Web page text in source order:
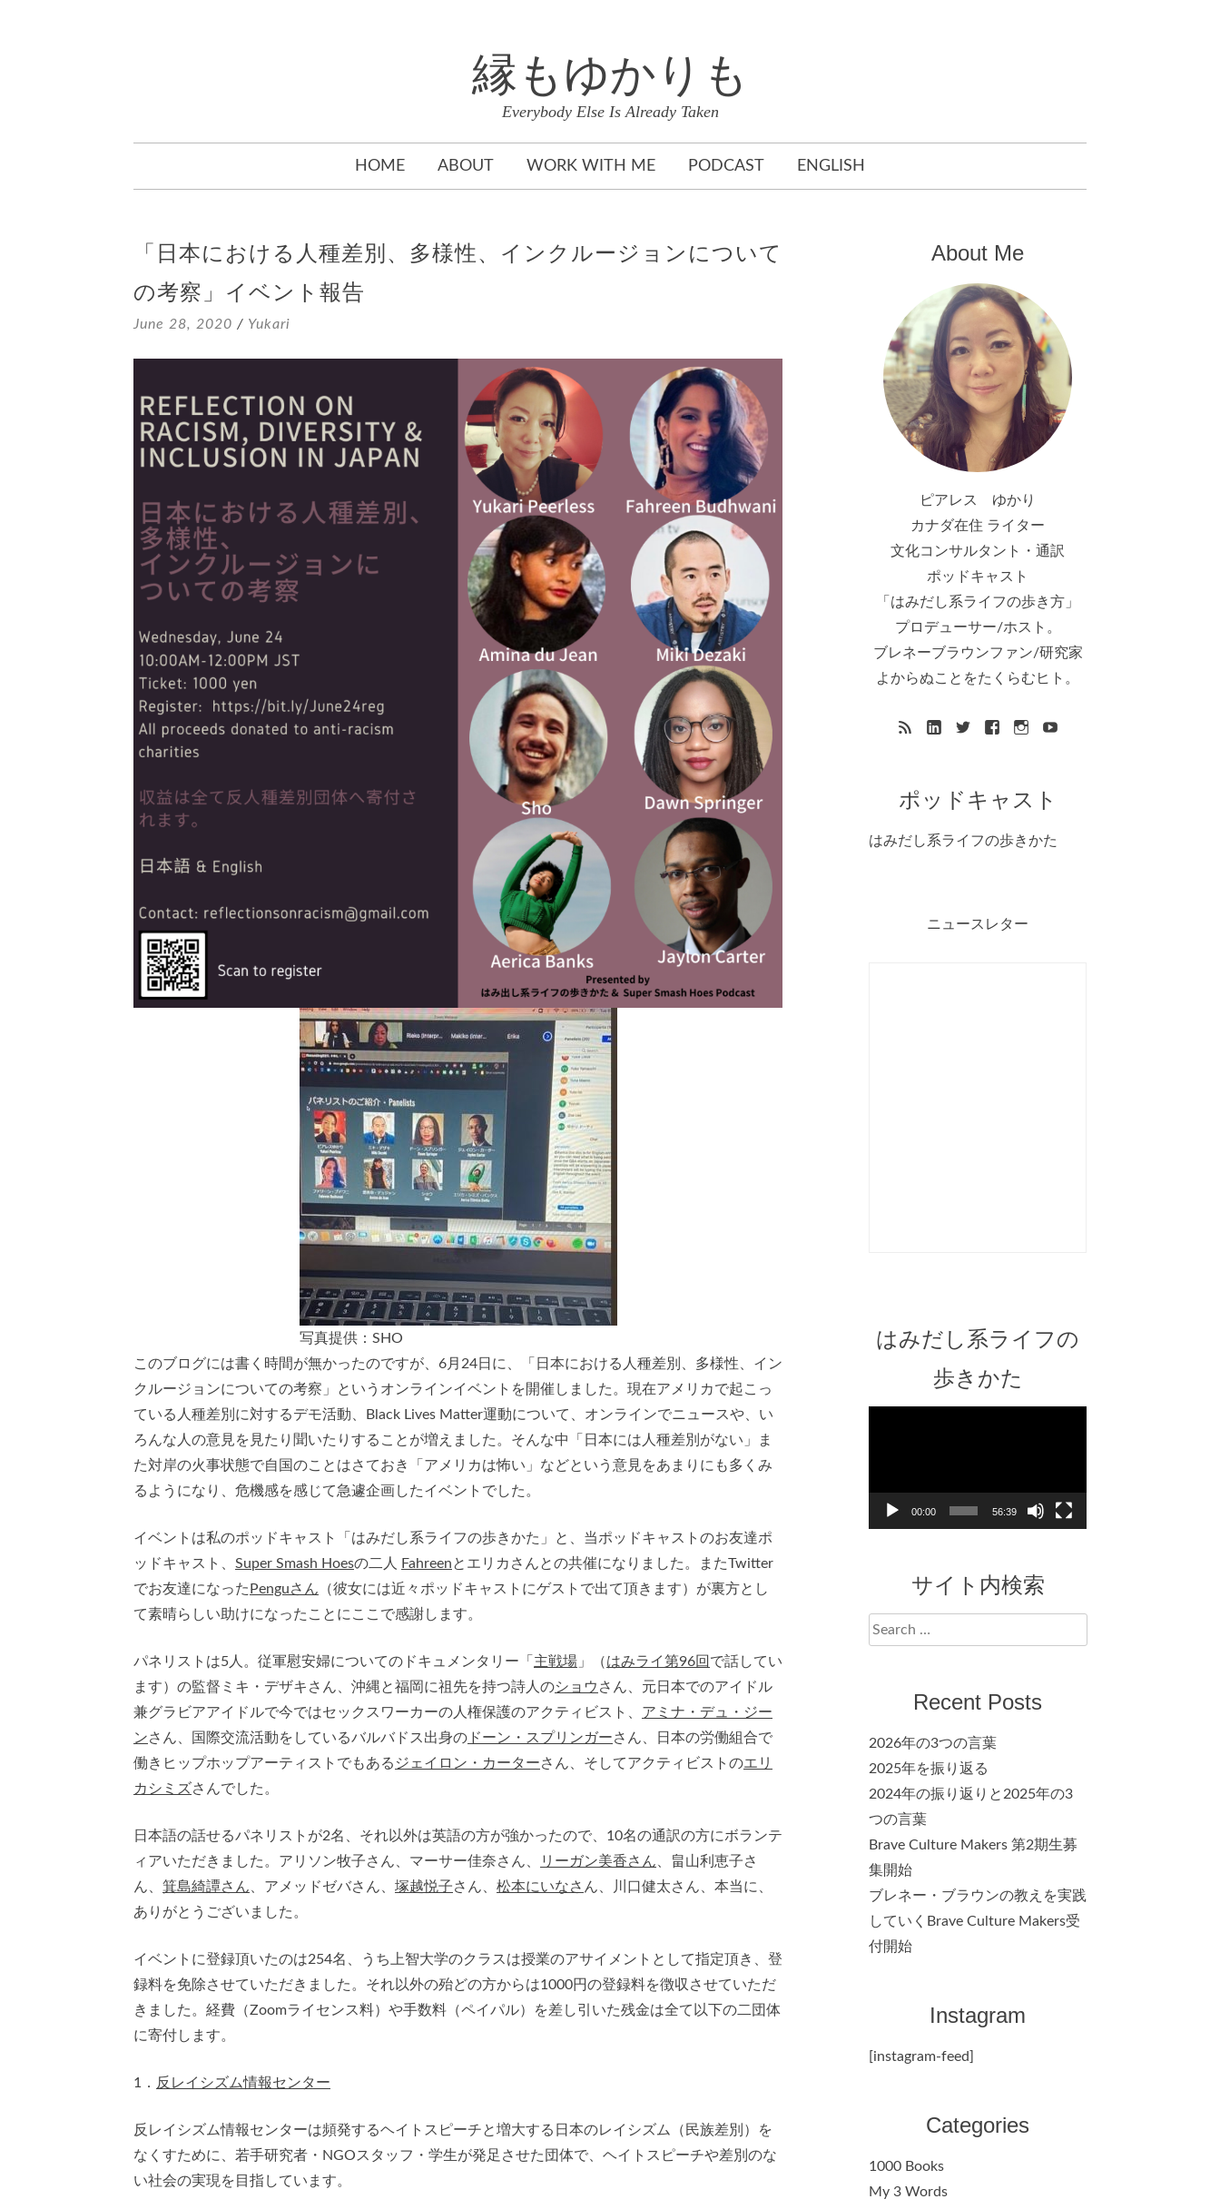
縁もゆかりも
Everybody Else Is Already Taken
TO
HOME ABOUT WORK WITH ME PODCAST ENGLISH
「日本における人種差別、多様性、インクルージョンについて
の考察」イベント報告
June 28, 2020 / Yukari
写真提供：SHO
このブログには書く時間が無かったのですが、6月24日に、「日本における人種差別、多様性、イン
クルージョンについての考察」というオンラインイベントを開催しました。現在アメリカで起こっ
ている人種差別に対するデモ活動、Black Lives Matter運動について、オンラインでニュースや、い
ろんな人の意見を見たり聞いたりすることが増えました。そんな中「日本には人種差別がない」ま
た対岸の火事状態で自国のことはさておき「アメリカは怖い」などという意見をあまりにも多くみ
るようになり、危機感を感じて急遽企画したイベントでした。
イベントは私のポッドキャスト「はみだし系ライフの歩きかた」と、当ポッドキャストのお友達ポ
ッドキャスト、 Super Smash Hoesの二人 Fahreenとエリカさんとの共催になりました。またTwitter
でお友達になった Penguさん （彼女には近々ポッドキャストにゲストで出て頂きます）が裏方とし
て素晴らしい助けになったことにここで感謝します。
パネリストは5人。従軍慰安婦についてのドキュメンタリー「 主戦場 」（はみライ第96回 で話してい
ます）の監督ミキ・デザキさん、沖縄と福岡に祖先を持つ詩人のショウ さん、元日本でのアイドル
兼グラビアアイドルで今ではセックスワーカーの人権保護のアクティビスト、 アミナ・デュ・ジー
ンさん、国際交流活動をしているバルバドス出身の ドーン・スプリンガーさん、日本の労働組合で
働きヒップホップアーティストでもある ジェイロン・カーターさん、そしてアクティビストのエリ
カシミズさんでした。
日本語の話せるパネリストが2名、それ以外は英語の方が強かったので、10名の通訳の方にボランテ
ィアいただきました。アリソン牧子さん、マーサー佳奈さん、
リーガン美香さん 、畠山利恵子さ
ん、 箕島綺譚さん 、アメッドゼバさん、 塚越悦子さん、 松本にいなさ ん、川口健太さん、本当に、
ありがとうございました。
イベントに登録頂いたのは254名、うち上智大学のクラスは授業のアサイメントとして指定頂き、登
録料を免除させていただきました。それ以外の殆どの方からは1000円の登録料を徴収させていただ
きました。経費（Zoomライセンス料）や手数料（ペイパル）を差し引いた残金は全て以下の二団体
に寄付します。
1． 反レイシズム情報センター
反レイシズム情報センターは頻発するヘイトスピーチと増大する日本のレイシズム（民族差別）を
なくすために、若手研究者・NGOスタッフ・学生が発足させた団体で、ヘイトスピーチや差別のな
い社会の実現を目指しています。
About Me
ピアレス ゆかり
カナダ在住 ライター
文化コンサルタント・通訳
ポッドキャスト
「はみだし系ライフの歩き方」
プロデューサー/ホスト。
ブレネーブラウンファン/研究家
よからぬことをたくらむヒト。
ポッドキャスト
はみだし系ライフの歩きかた
ニュースレター
はみだし系ライフの
歩きかた
00:00 56:39
サイト内検索
Search
for:
Recent Posts
2026年の3つの言葉
2025年を振り返る
2024年の振り返りと2025年の3
つの言葉
Brave Culture Makers 第2期生募
集開始
ブレネー・ブラウンの教えを実践
していくBrave Culture Makers受
付開始
Instagram
[instagram-feed]
Categories
1000 Books
My 3 Words